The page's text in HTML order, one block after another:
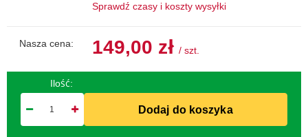
Sprawdź czasy i koszty wysyłki
Nasza cena: 149,00 zł / szt.
Ilość:
Dodaj do koszyka